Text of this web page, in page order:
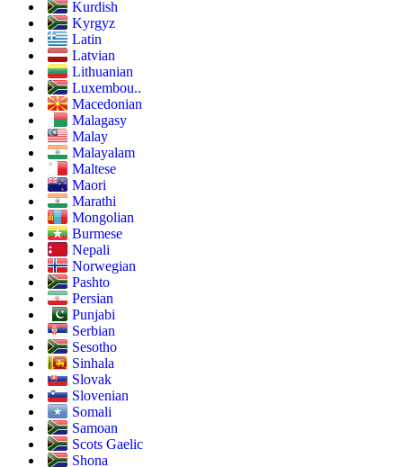
Kurdish
Kyrgyz
Latin
Latvian
Lithuanian
Luxembou..
Macedonian
Malagasy
Malay
Malayalam
Maltese
Maori
Marathi
Mongolian
Burmese
Nepali
Norwegian
Pashto
Persian
Punjabi
Serbian
Sesotho
Sinhala
Slovak
Slovenian
Somali
Samoan
Scots Gaelic
Shona